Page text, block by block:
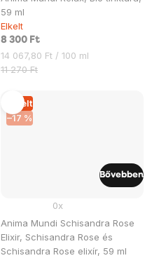
59 ml
Elkelt
8 300 Ft
Egységár:
14 067,80 Ft / 100 ml
11 270 Ft
Elkelt
–17 %
Anima Mundi Schisandra Rose
Elixir, Schisandra Rose és
Schisandra Rose elixír, 59 ml
0x
Bővebben